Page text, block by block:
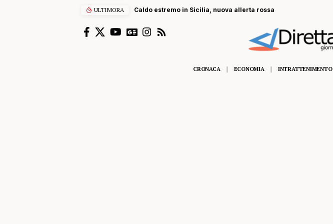
ULTIMORA Caldo estremo in Sicilia, nuova allerta rossa
CRONACA ECONOMIA INTRATTENIMENTO